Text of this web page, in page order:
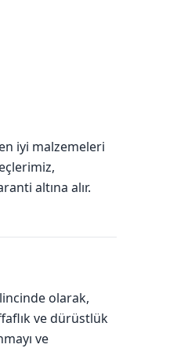
iyi malzemeleri
altına alır.
olarak,
ve dürüstlük
ve